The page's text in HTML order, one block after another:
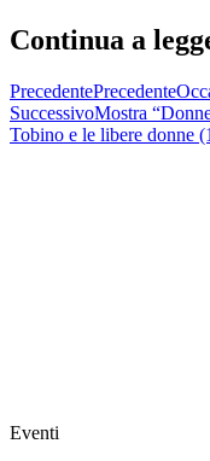
Continua a
PrecedentePrecedente
SuccessivoMostra
Tobino e le libere donne
Eventi